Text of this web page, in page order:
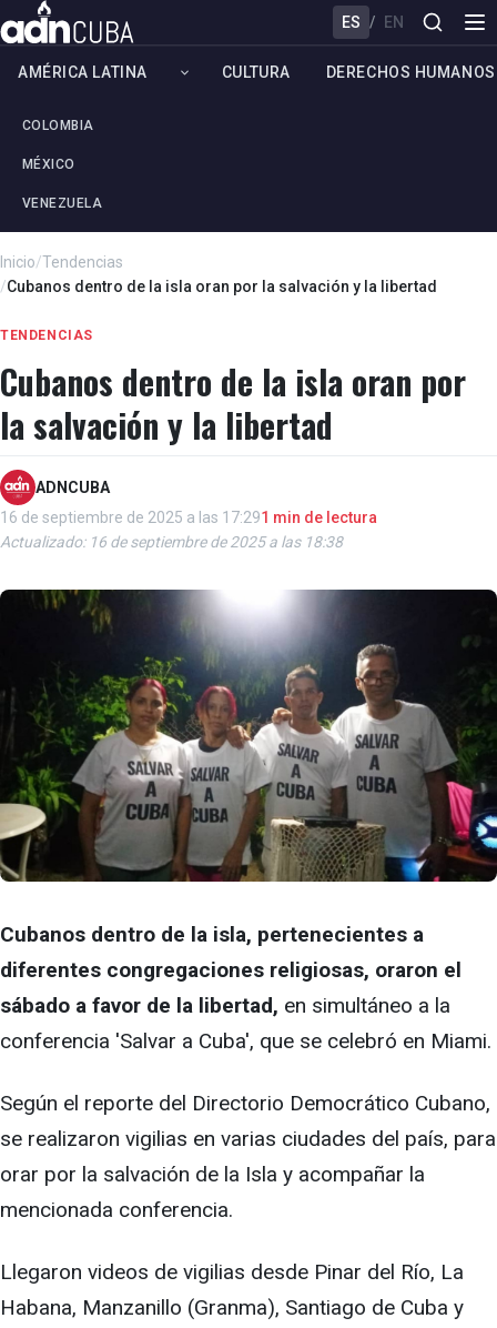
ES / EN
AMÉRICA LATINA
COLOMBIA
MÉXICO
VENEZUELA
CULTURA DERECHOS HUMANOS
Inicio/Tendencias
/Cubanos dentro de la isla oran por la salvación y la libertad
TENDENCIAS
Cubanos dentro de la isla oran por
la salvación y la libertad
ADNCUBA
16 de septiembre de 2025 a las 17:291 min de lectura
Actualizado: 16 de septiembre de 2025 a las 18:38
Cubanos dentro de la isla, pertenecientes a
diferentes congregaciones religiosas, oraron el
sábado a favor de la libertad, en simultáneo a la
conferencia 'Salvar a Cuba', que se celebró en Miami.
Según el reporte del Directorio Democrático Cubano,
se realizaron vigilias en varias ciudades del país, para
orar por la salvación de la Isla y acompañar la
mencionada conferencia.
Llegaron videos de vigilias desde Pinar del Río, La
Habana, Manzanillo (Granma), Santiago de Cuba y